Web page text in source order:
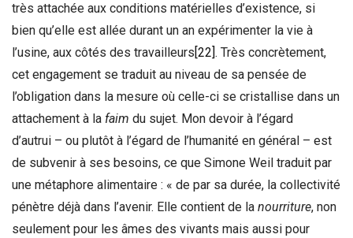
très attachée aux conditions matérielles d’existence, si
bien qu’elle est allée durant un an expérimenter la vie à
l’usine, aux côtés des travailleurs [22] . Très concrètement,
cet engagement se traduit au niveau de sa pensée de
l’obligation dans la mesure où celle-ci se cristallise dans un
attachement à la faim du sujet. Mon devoir à l’égard
d’autrui – ou plutôt à l’égard de l’humanité en général – est
de subvenir à ses besoins, ce que Simone Weil traduit par
une métaphore alimentaire : « de par sa durée, la collectivité
pénètre déjà dans l’avenir. Elle contient de la nourriture, non
seulement pour les âmes des vivants mais aussi pour